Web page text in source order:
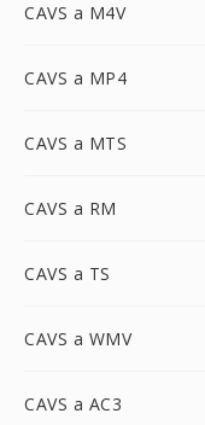
CAVS a M4V
CAVS a MP4
CAVS a MTS
CAVS a RM
CAVS a TS
CAVS a WMV
CAVS a AC3